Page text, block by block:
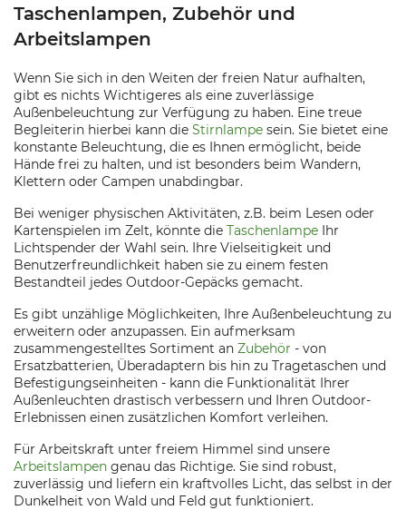
Taschenlampen, Zubehör und
Arbeitslampen
Wenn Sie sich in den Weiten der freien Natur aufhalten,
gibt es nichts Wichtigeres als eine zuverlässige
Außenbeleuchtung zur Verfügung zu haben. Eine treue
Begleiterin hierbei kann die Stirnlampe sein. Sie bietet eine
konstante Beleuchtung, die es Ihnen ermöglicht, beide
Hände frei zu halten, und ist besonders beim Wandern,
Klettern oder Campen unabdingbar.
Bei weniger physischen Aktivitäten, z.B. beim Lesen oder
Kartenspielen im Zelt, könnte die Taschenlampe Ihr
Lichtspender der Wahl sein. Ihre Vielseitigkeit und
Benutzerfreundlichkeit haben sie zu einem festen
Bestandteil jedes Outdoor-Gepäcks gemacht.
Es gibt unzählige Möglichkeiten, Ihre Außenbeleuchtung zu
erweitern oder anzupassen. Ein aufmerksam
zusammengestelltes Sortiment an Zubehör - von
Ersatzbatterien, Überadaptern bis hin zu Tragetaschen und
Befestigungseinheiten - kann die Funktionalität Ihrer
Außenleuchten drastisch verbessern und Ihren Outdoor-
Erlebnissen einen zusätzlichen Komfort verleihen.
Für Arbeitskraft unter freiem Himmel sind unsere
Arbeitslampen genau das Richtige. Sie sind robust,
zuverlässig und liefern ein kraftvolles Licht, das selbst in der
Dunkelheit von Wald und Feld gut funktioniert.